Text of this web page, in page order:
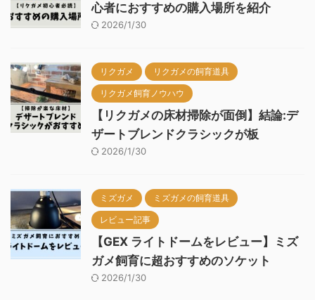
心者におすすめの購入場所を紹介
2026/1/30
リクガメ リクガメの飼育道具
リクガメ飼育ノウハウ
【リクガメの床材掃除が面倒】結論:デ
ザートブレンドクラシックが板
2026/1/30
ミズガメ ミズガメの飼育道具
レビュー記事
【GEX ライトドームをレビュー】ミズ
ガメ飼育に超おすすめのソケット
2026/1/30